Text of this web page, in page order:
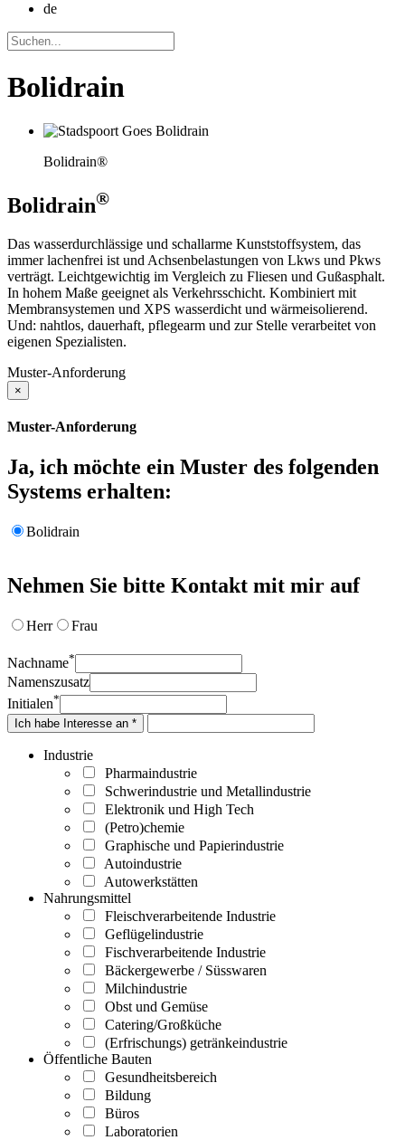
de
Bolidrain
Bolidrain®
Bolidrain®
Das wasserdurchlässige und schallarme Kunststoffsystem, das
immer lachenfrei ist und Achsenbelastungen von Lkws und Pkws
verträgt. Leichtgewichtig im Vergleich zu Fliesen und Gußasphalt.
In hohem Maße geeignet als Verkehrsschicht. Kombiniert mit
Membransystemen und XPS wasserdicht und wärmeisolierend.
Und: nahtlos, dauerhaft, pflegearm und zur Stelle verarbeitet von
eigenen Spezialisten.
Muster-Anforderung
×
Muster-Anforderung
Ja, ich möchte ein Muster des folgenden
Systems erhalten:
Bolidrain
Nehmen Sie bitte Kontakt mit mir auf
Herr Frau
Nachname*
Namenszusatz
Initialen*
Ich habe Interesse an *
Industrie
Pharmaindustrie
Schwerindustrie und Metallindustrie
Elektronik und High Tech
(Petro)chemie
Graphische und Papierindustrie
Autoindustrie
Autowerkstätten
Nahrungsmittel
Fleischverarbeitende Industrie
Geflügelindustrie
Fischverarbeitende Industrie
Bäckergewerbe / Süsswaren
Milchindustrie
Obst und Gemüse
Catering/Großküche
(Erfrischungs) getränkeindustrie
Öffentliche Bauten
Gesundheitsbereich
Bildung
Büros
Laboratorien